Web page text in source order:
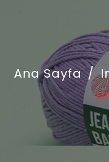
Ana Sayfa /